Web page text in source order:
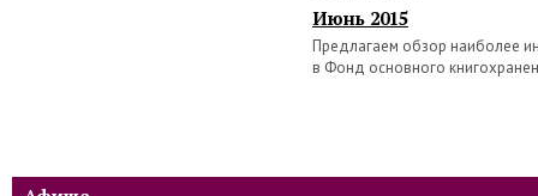
Июнь 2015
Предлагаем обзор наиболее
в Фонд основного